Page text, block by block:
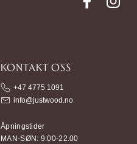
KONTAKT OSS
+47 4775 1091
info@justwood.no
Åpningstider
MAN-SØN: 9.00-22.00